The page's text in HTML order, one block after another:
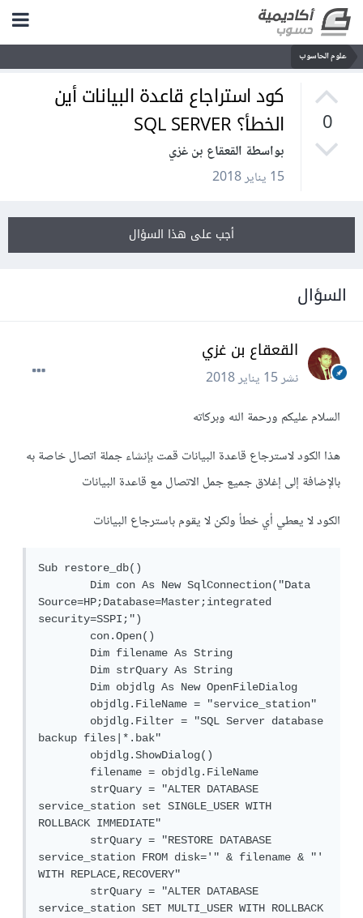
علوم الحاسوب
0
كود استراجاع قاعدة البيانات أين
الخطأ؟ SQL SERVER
بواسطة القعقاع بن غزي
15 يناير 2018
أجب على هذا السؤال
السؤال
القعقاع بن غزي
نشر15 يناير 2018
السلام عليكم ورحمة الله وبركاته
هذا الكود لاسترجاع قاعدة البيانات قمت بإنشاء جملة اتصال خاصة به
بالإضافة إلى إغلاق جميع جمل الاتصال مع قاعدة البيانات
الكود لا يعطي أي خطأ ولكن لا يقوم باسترجاع البيانات
Sub restore_db()
        Dim con As New SqlConnection("Data
Source=HP;Database=Master;integrated
security=SSPI;")
        con.Open()
        Dim filename As String
        Dim strQuary As String
        Dim objdlg As New OpenFileDialog
        objdlg.FileName = "service_station"
        objdlg.Filter = "SQL Server database
backup files|*.bak"
        objdlg.ShowDialog()
        filename = objdlg.FileName
        strQuary = "ALTER DATABASE
service_station set SINGLE_USER WITH
ROLLBACK IMMEDIATE"
        strQuary = "RESTORE DATABASE
service_station FROM disk='" & filename & "'
WITH REPLACE,RECOVERY"
        strQuary = "ALTER DATABASE
service_station SET MULTI_USER WITH ROLLBACK